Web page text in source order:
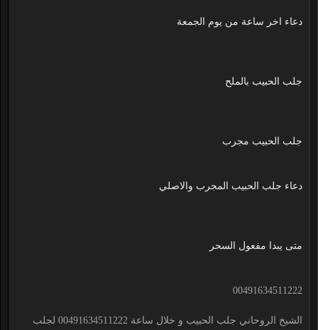
دعاء اخر ساعة من يوم الجمعة
جلب الحبيب بالملح
جلب الحبيب مجرب
دعاء جلب الحبيب المجرب والاصلي
متى يبدا مفعول السحر
00491634511222
الشيخ الروحاني جلب الحبيب و خلال ساعة 00491634511222 لجلب